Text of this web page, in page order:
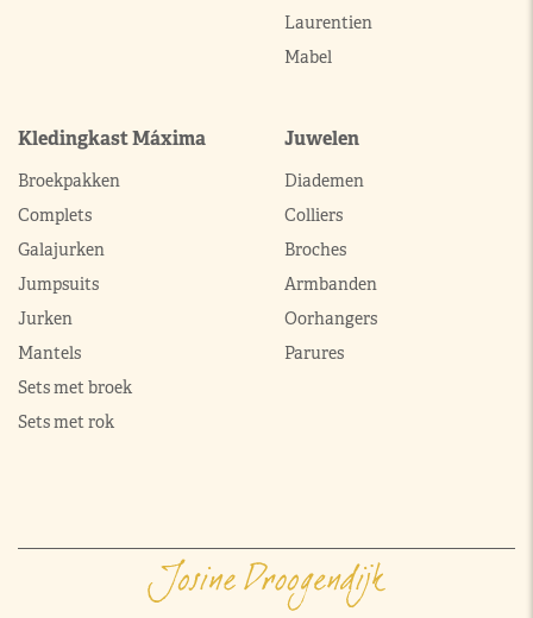
Laurentien
Mabel
Kledingkast Máxima
Broekpakken
Complets
Galajurken
Jumpsuits
Jurken
Mantels
Sets met broek
Sets met rok
Juwelen
Diademen
Colliers
Broches
Armbanden
Oorhangers
Parures